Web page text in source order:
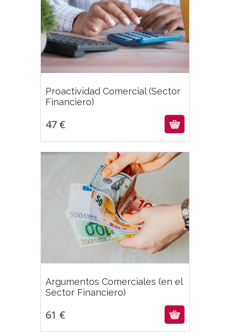
Proactividad Comercial (Sector
Financiero)
47 €
Argumentos Comerciales (en el
Sector Financiero)
61 €
61€